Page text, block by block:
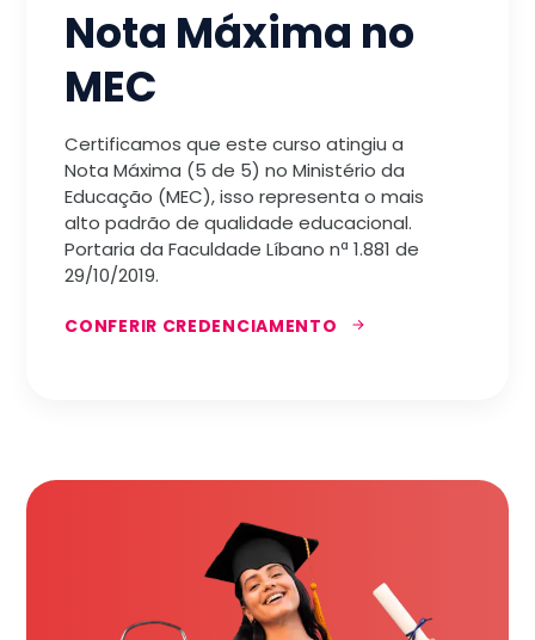
Nota Máxima no
MEC
Certificamos que este curso atingiu a
Nota Máxima (5 de 5) no Ministério da
Educação (MEC), isso representa o mais
alto padrão de qualidade educacional.
Portaria da Faculdade Líbano nª 1.881 de
29/10/2019.
CONFERIR CREDENCIAMENTO